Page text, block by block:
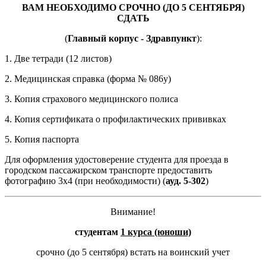
ВАМ НЕОБХОДИМО СРОЧНО (ДО 5 СЕНТЯБРЯ)
СДАТЬ
(Главный корпус - Здравпункт):
1. Две тетради (12 листов)
2. Медицинская справка (форма № 086у)
3. Копия страхового медицинского полиса
4. Копия сертификата о профилактических прививках
5. Копия паспорта
Для оформления удостоверение студента для проезда в
городском пассажирском транспорте предоставить
фотографию 3х4 (при необходимости) (ауд. 5-302)
Внимание!
студентам 1 курса (юноши)
срочно (до 5 сентября) встать на воинский учет